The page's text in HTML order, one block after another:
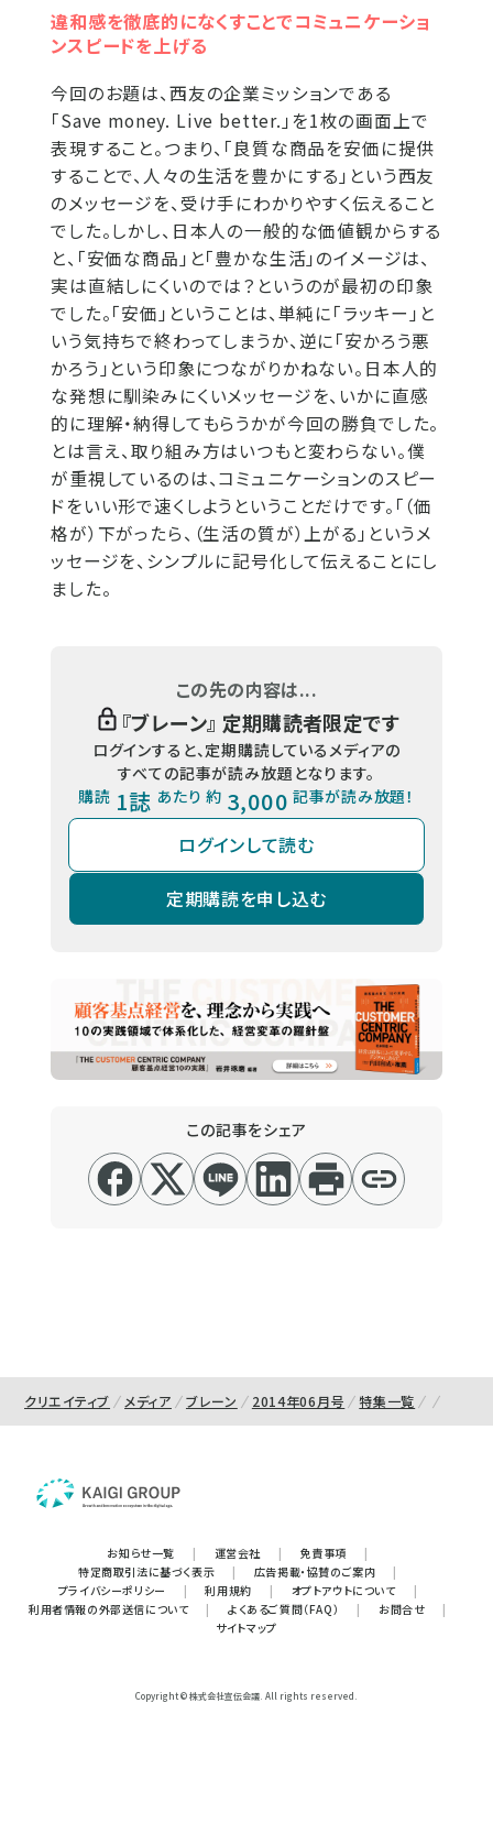
違和感を徹底的になくすことでコミュニケーショ
ンスピードを上げる
今回のお題は、西友の企業ミッションである
「Save money. Live better.」を1枚の画面上で
表現すること。つまり、「良質な商品を安価に提供
することで、人々の生活を豊かにする」という西友
のメッセージを、受け手にわかりやすく伝えること
でした。しかし、日本人の一般的な価値観からする
と、「安価な商品」と「豊かな生活」のイメージは、
実は直結しにくいのでは？というのが最初の印象
でした。「安価」ということは、単純に「ラッキー」と
いう気持ちで終わってしまうか、逆に「安かろう悪
かろう」という印象につながりかねない。日本人的
な発想に馴染みにくいメッセージを、いかに直感
的に理解・納得してもらうかが今回の勝負でした。
とは言え、取り組み方はいつもと変わらない。僕
が重視しているのは、コミュニケーションのスピー
ドをいい形で速くしようということだけです。「（価
格が）下がったら、（生活の質が）上がる」というメ
ッセージを、シンプルに記号化して伝えることにし
ました。
この先の内容は...
『ブレーン』 定期購読者限定です
ログインすると、定期購読しているメディアの
すべての記事が読み放題となります。
購読 1誌 あたり 約 3,000 記事が読み放題！
ログインして読む
定期購読を申し込む
この記事をシェア
クリエイティブ メディア ブレーン 2014年06月号 特集一覧
お知らせ一覧 | 運営会社 | 免責事項
|
特定商取引法に基づく表示
| 広告掲載・協賛のご案内
|
プライバシーポリシー
| 利用規約 | オプトアウトについて
|
利用者情報の外部送信について
| よくあるご質問（FAQ） | お問合せ
|
サイトマップ
Copyright © 株式会社宣伝会議. All rights reserved.